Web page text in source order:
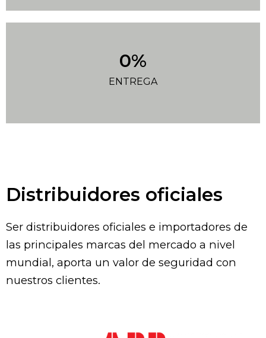
ENTREGA
0%
Distribuidores oficiales
Ser distribuidores oficiales e importadores de
las principales marcas del mercado a nivel
mundial, aporta un valor de seguridad con
nuestros clientes.